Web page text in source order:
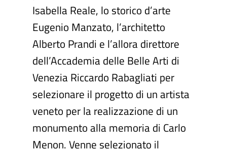
Isabella Reale, lo storico d’arte
Eugenio Manzato, l’architetto
Alberto Prandi e l’allora direttore
dell’Accademia delle Belle Arti di
Venezia Riccardo Rabagliati per
selezionare il progetto di un artista
veneto per la realizzazione di un
monumento alla memoria di Carlo
Menon. Venne selezionato il